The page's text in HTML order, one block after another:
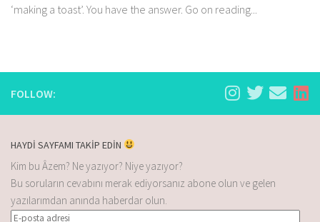
‘making a toast’. You have the answer. Go on reading...
FOLLOW:
HAYDİ SAYFAMI TAKİP EDİN
Kim bu Âzem? Ne yazıyor? Niye yazıyor?
Bu soruların cevabını merak ediyorsanız abone olun ve gelen
yazılarımdan anında haberdar olun.